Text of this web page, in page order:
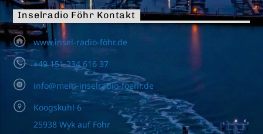
Inselradio Föhr Kontakt
www.insel-radio-föhr.de
+49 151 234 616 37
info@mein-inselradio-foehr.de
Koogskuhl 6
25938 Wyk auf Föhr